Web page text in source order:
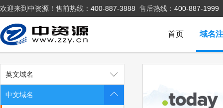
欢迎来到中资源！售前热线： 400-887-3888 售后热线： 400-887-1999
域名
首页
英文域名
中文域名
.vip .net
.biz .auto
.link .ltd
.group
.mobi